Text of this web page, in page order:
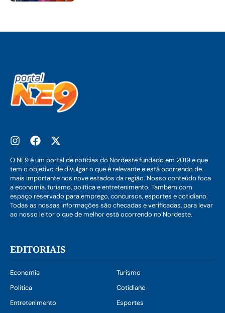
O NE9 é um portal de notícias do Nordeste fundado em 2019 e que
tem o objetivo de divulgar o que é relevante e está ocorrendo de
mais importante nos nove estados da região. Nosso conteúdo foca
a economia, turismo, política e entretenimento. Também com
espaço reservado para emprego, concursos, esportes e cotidiano.
Todas as nossas informações são checadas e verificadas, para levar
ao nosso leitor o que de melhor está ocorrendo no Nordeste.
EDITORIAIS
Economia
Turismo
Política
Cotidiano
Entretenimento
Esportes